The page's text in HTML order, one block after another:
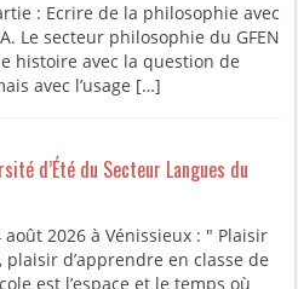
: Ecrire de la philosophie avec
Le secteur philosophie du GFEN
histoire avec la question de
avec l’usage […]
d’Été du Secteur Langues du
août 2026 à Vénissieux : " Plaisir
plaisir d’apprendre en classe de
est l’espace et le temps où